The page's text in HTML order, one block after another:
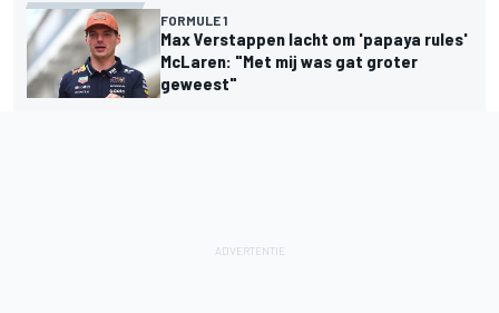
FORMULE 1
Max Verstappen lacht om 'papaya rules'
McLaren: "Met mij was gat groter
geweest"